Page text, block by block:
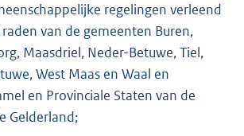
regelingen verleend
van de gemeenten Buren,
Maasdriel, Neder-Betuwe, Tiel,
West Maas en Waal en
en Provinciale Staten van de
Gelderland;